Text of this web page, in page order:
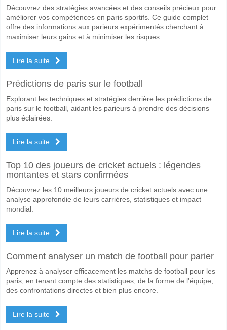
Quel sera le résultat correct attendu entre Gagra v
Sur le côté risqué, vous pouvez essayer le Résultat Correct de 2-1
Découvrez des stratégies avancées et des conseils précieux pour
améliorer vos compétences en paris sportifs. Ce guide complet
offre des informations aux parieurs expérimentés cherchant à
maximiser leurs gains et à minimiser les risques.
Lire la suite
Prédictions de paris sur le football
Explorant les techniques et stratégies derrière les prédictions de
paris sur le football, aidant les parieurs à prendre des décisions
plus éclairées.
Lire la suite
Top 10 des joueurs de cricket actuels : légendes
montantes et stars confirmées
Découvrez les 10 meilleurs joueurs de cricket actuels avec une
analyse approfondie de leurs carrières, statistiques et impact
mondial.
Lire la suite
Comment analyser un match de football pour parier
Apprenez à analyser efficacement les matchs de football pour les
paris, en tenant compte des statistiques, de la forme de l'équipe,
des confrontations directes et bien plus encore.
Lire la suite